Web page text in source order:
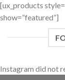
[ux_products
show=”featured”]
Instagram did not